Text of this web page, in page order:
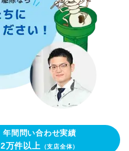
年間問い合わせ実績
2万件以上 （支店全体）